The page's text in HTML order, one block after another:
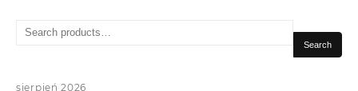
Search
Search
sierpień 2026